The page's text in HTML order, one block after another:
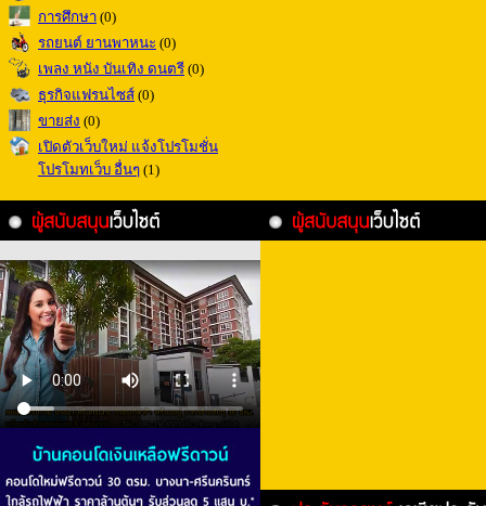
การศึกษา (0)
รถยนต์ ยานพาหนะ (0)
เพลง หนัง บันเทิง ดนตรี (0)
ธุรกิจแฟรนไซส์ (0)
ขายส่ง (0)
เปิดตัวเว็บใหม่ แจ้งโปรโมชั่น
โปรโมทเว็บ อื่นๆ (1)